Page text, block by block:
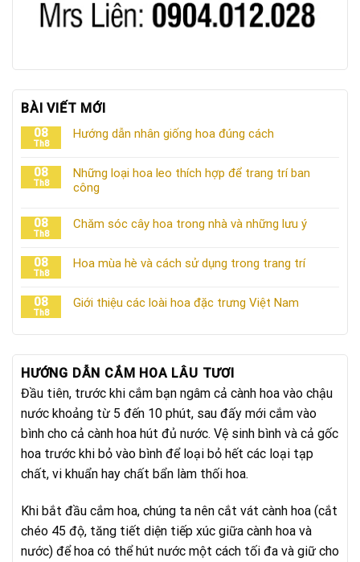
BÀI VIẾT MỚI
08
Th8
Hướng dẫn nhân giống hoa đúng cách
08
Th8
Những loại hoa leo thích hợp để trang trí ban
công
08
Th8
Chăm sóc cây hoa trong nhà và những lưu ý
08
Th8
Hoa mùa hè và cách sử dụng trong trang trí
08
Th8
Giới thiệu các loài hoa đặc trưng Việt Nam
HƯỚNG DẪN CẮM HOA LÂU TƯƠI
Đầu tiên, trước khi cắm bạn ngâm cả cành hoa vào chậu
nước khoảng từ 5 đến 10 phút, sau đấy mới cắm vào
bình cho cả cành hoa hút đủ nước. Vệ sinh bình và cả gốc
hoa trước khi bỏ vào bình để loại bỏ hết các loại tạp
chất, vi khuẩn hay chất bẩn làm thối hoa.
Khi bắt đầu cắm hoa, chúng ta nên cắt vát cành hoa (cắt
chéo 45 độ, tăng tiết diện tiếp xúc giữa cành hoa và
nước) để hoa có thể hút nước một cách tối đa và giữ cho